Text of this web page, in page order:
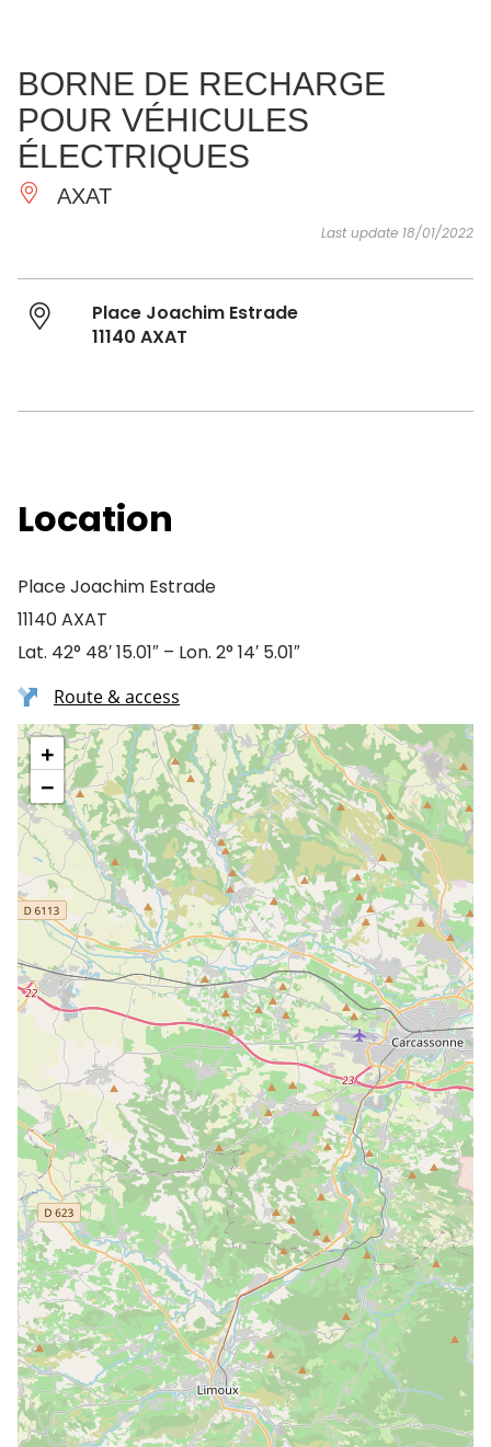
ESSENTIAL
AND
DO
INSPIRATIONS AGENDA
BORNE DE RECHARGE
POUR VÉHICULES
ÉLECTRIQUES
AXAT
Last update 18/01/2022
Place Joachim Estrade
11140 AXAT
Location
Place Joachim Estrade
11140 AXAT
Lat. 42° 48′ 15.01″ – Lon. 2° 14′ 5.01″
Route & access
+
−